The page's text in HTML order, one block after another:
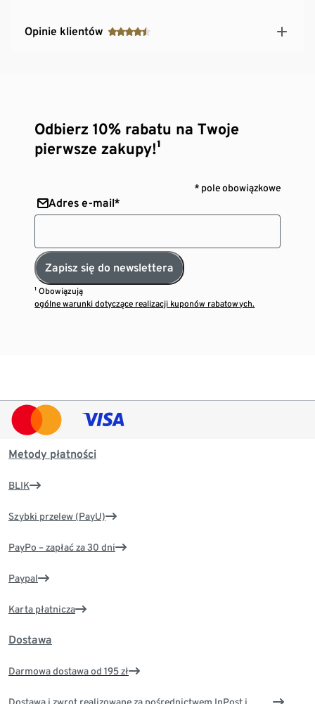
Opinie klientów
Odbierz 10% rabatu na Twoje
pierwsze zakupy!¹
* pole obowiązkowe
Adres e-mail*
Zapisz się do newslettera
¹ Obowiązują
ogólne warunki dotyczące realizacji kuponów rabatowych.
Metody płatności
BLIK
Szybki przelew (PayU)
PayPo – zapłać za 30 dni
Paypal
Karta płatnicza
Dostawa
Darmowa dostawa od 195 zł
Dostawa i zwrot realizowane za pośrednictwem InPost i